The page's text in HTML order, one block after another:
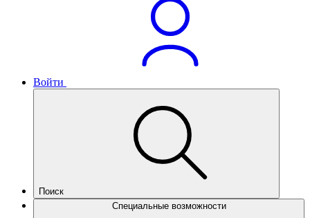
Войти
Поиск
Специальные возможности